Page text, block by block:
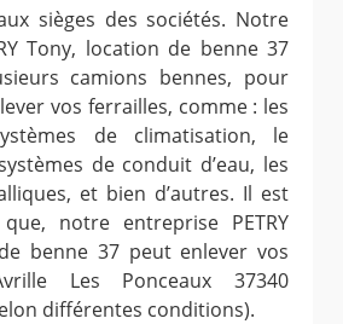
sièges des sociétés. Notre
Tony, location de benne 37
camions bennes, pour
vos ferrailles, comme : les
de climatisation, le
de conduit d’eau, les
et bien d’autres. Il est
notre entreprise PETRY
benne 37 peut enlever vos
Les Ponceaux 37340
différentes conditions).